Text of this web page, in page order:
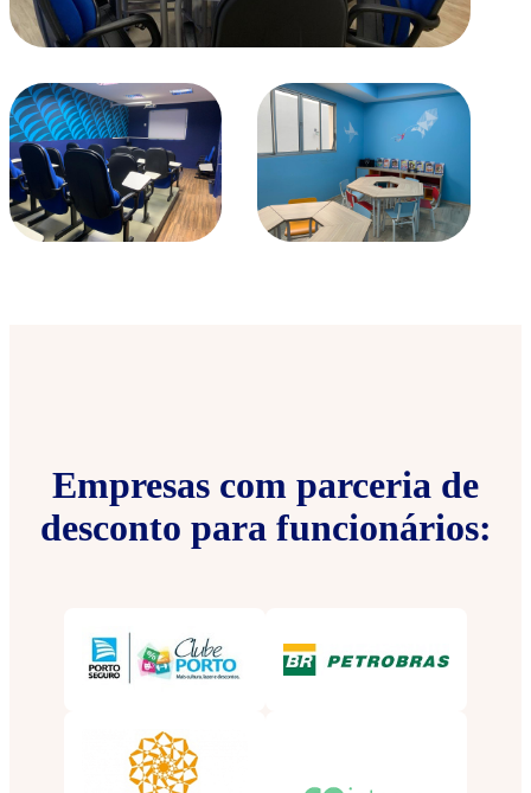
Empresas com parceria de
desconto para funcionários: